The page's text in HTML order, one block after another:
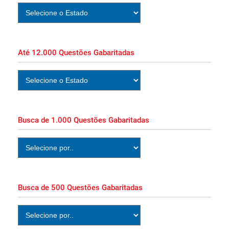
Apostila Prefeitura de Guapimirim RJ 2026
Apostila SEAP MA 2026 Técnico
Administrativo Impressa e PDF Download!
Online!
Apostila Perícia Oficial MA 2026 PDF Grátis
Apostila PC MA 2026 PDF Grátis Curso
Até 12.000 Questões Gabaritadas
Busca de 1.000 Questões Gabaritadas
Busca de 500 Questões Gabaritadas